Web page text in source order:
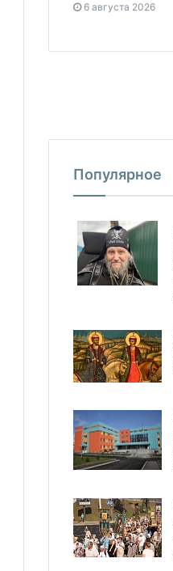
6 августа 2026
Популярное